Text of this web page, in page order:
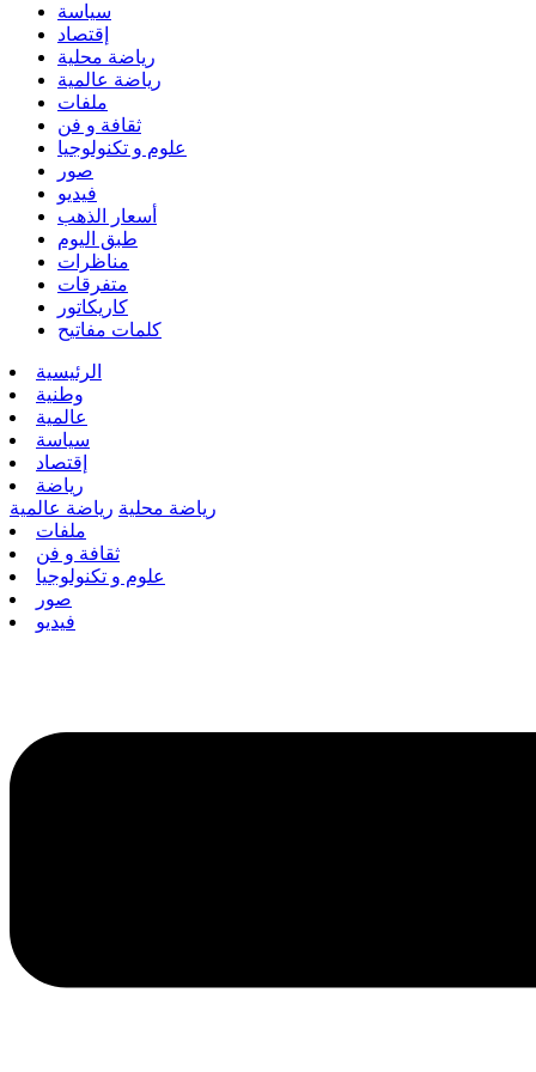
سياسة
إقتصاد
رياضة محلية
رياضة عالمية
ملفات
ثقافة و فن
علوم و تكنولوجيا
صور
فيديو
أسعار الذهب
طبق اليوم
مناظرات
متفرقات
كاريكاتور
كلمات مفاتيح
الرئيسية
وطنية
عالمية
سياسة
إقتصاد
رياضة
رياضة محلية رياضة عالمية
ملفات
ثقافة و فن
علوم و تكنولوجيا
صور
فيديو